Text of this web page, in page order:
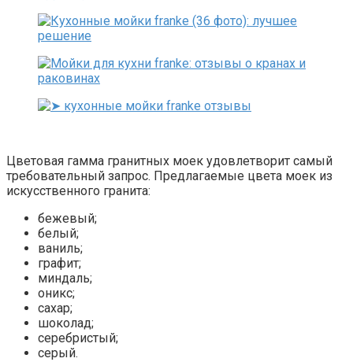
Цветовая гамма гранитных моек удовлетворит самый
требовательный запрос. Предлагаемые цвета моек из
искусственного гранита:
бежевый;
белый;
ваниль;
графит;
миндаль;
оникс;
сахар;
шоколад;
серебристый;
серый.